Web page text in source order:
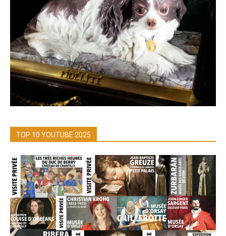
TOP 10 YOUTUBE 2025